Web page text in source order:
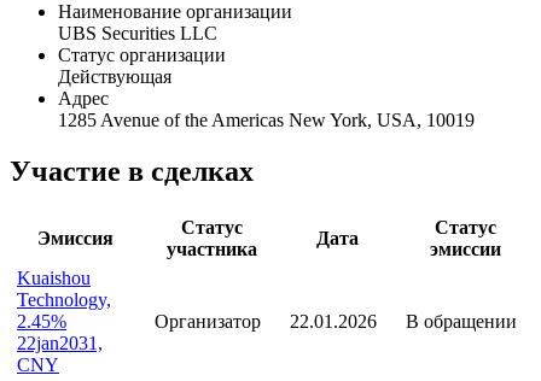
Наименование организации
UBS Securities LLC
Статус организации
Действующая
Адрес
1285 Avenue of the Americas New York, USA, 10019
Участие в сделках
Эмиссия
Статус
участника
Дата
Статус
эмиссии
Kuaishou
Technology,
2.45%
22jan2031,
CNY
Организатор 22.01.2026 В обращении